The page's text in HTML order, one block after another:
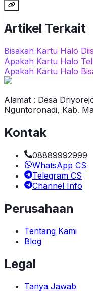
Artikel Terkait
Bisakah Kartu Halo
Apakah Kartu Halo
Apakah Kartu Halo
Alamat : Desa
Nguntoronadi, Kab.
Kontak
08889992999
WhatsApp CS
Telegram CS
Channel Info
Perusahaan
Tentang Kami
Blog
Legal
Tanya Jawab